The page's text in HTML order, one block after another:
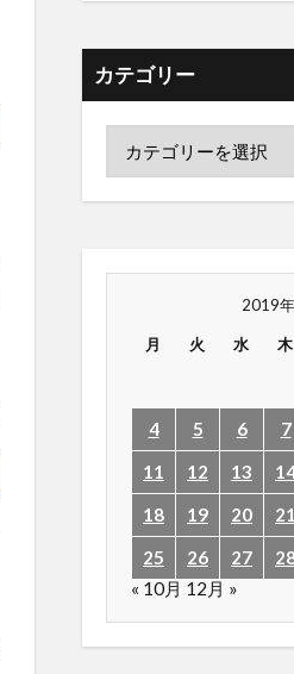
カテゴリー
2019
月 火 水 木
4
5 6 7
11
12 13
18
19 20 21
25
26 27
« 10月 12月 »